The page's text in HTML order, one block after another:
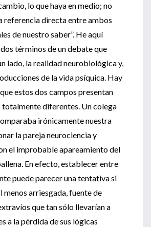
lo que haya en medio; no
referencia directa entre ambos
de nuestro saber”. He aquí
términos de un debate que
lado, la realidad neurobiológica y,
de la vida psíquica. Hay
estos dos campos presentan
diferentes. Un colega
irónicamente nuestra
la pareja neurociencia y
el improbable apareamiento del
En efecto, establecer entre
puede parecer una tentativa si
menos arriesgada, fuente de
que tan sólo llevarían a
a la pérdida de sus lógicas